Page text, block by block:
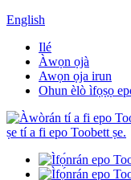
English
Ilé
Àwọn ọjà
Awọn ọja irun
Ohun èlò ìfọṣọ